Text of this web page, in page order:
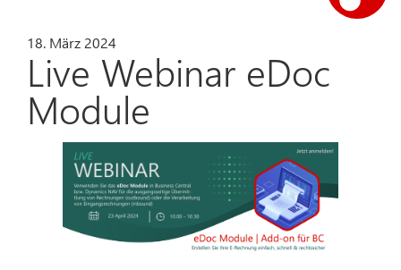
18. März 2024
Live Webinar eDoc
Module